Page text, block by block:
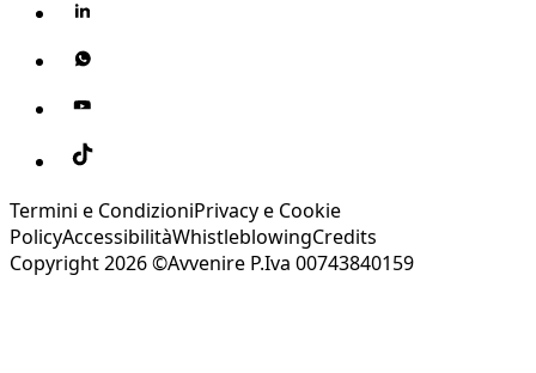
Termini e CondizioniPrivacy e Cookie
PolicyAccessibilitàWhistleblowingCredits
Copyright 2026 ©Avvenire P.Iva 00743840159